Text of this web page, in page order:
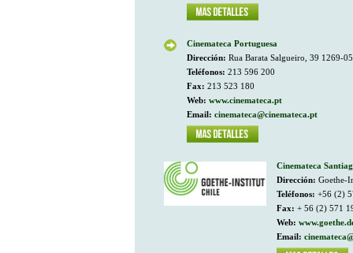
Cinemateca Portuguesa
Dirección: Rua Barata Salgueiro, 39 1269-
Teléfonos: 213 596 200
Fax: 213 523 180
Web: www.cinemateca.pt
Email: cinemateca@cinemateca.pt
Cinemateca
Dirección: Goethe-
Teléfonos: +56 (2)
Fax: + 56 (2) 571
Web:
Email: